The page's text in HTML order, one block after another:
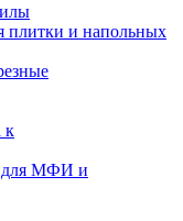
плитки и напольных
к
для МФИ и